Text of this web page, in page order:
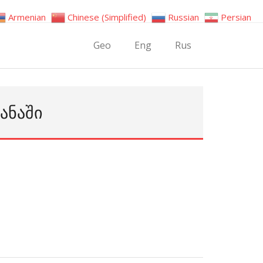
Geo Eng Rus
Armenian Chinese (Simplified) Russian Persian